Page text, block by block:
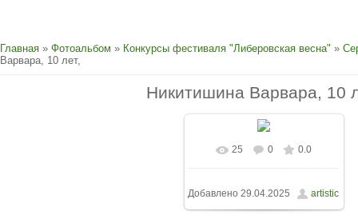
Главная » Фотоальбом » Конкурсы фестиваля "Либеровская весна" »
Варвара, 10 лет,
Никитишина Варвара, 10
25 0 0.0
Добавлено 29.04.2025 artistic